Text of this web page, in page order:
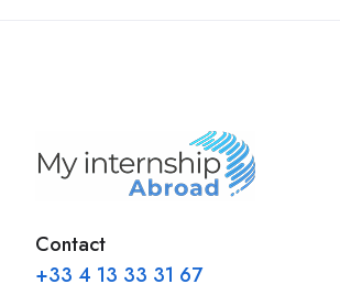
Contact
+33 4 13 33 31 67